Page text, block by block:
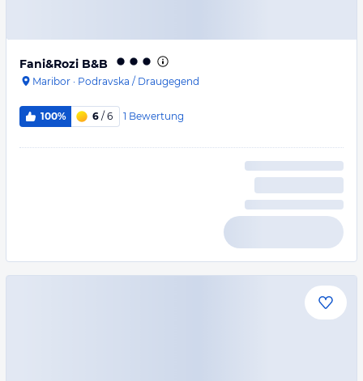
Fani&Rozi B&B
Maribor · Podravska / Draugegend
100% 6 / 6 1 Bewertung